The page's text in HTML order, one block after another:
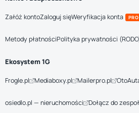
Załóż kontoZaloguj sięWeryfikacja konta PRO
Metody płatnościPolityka prywatności
Ekosystem 1G
Frogle.pl Mediaboxy.pl Mailerpro.pl
osiedlo.pl — nieruchomości Dołącz do